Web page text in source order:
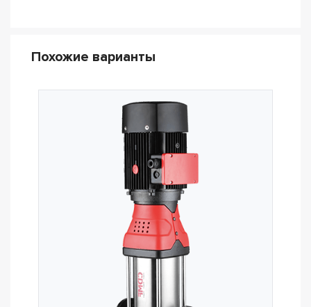
Похожие варианты